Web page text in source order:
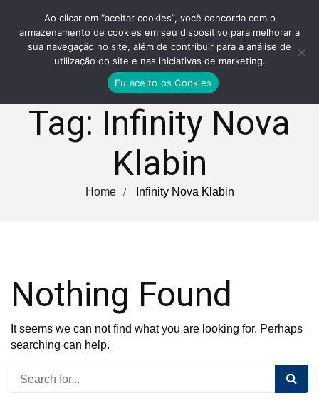
Tag: Infinity Nova
Klabin
Home Infinity Nova Klabin
Nothing Found
It seems we can not find what you are looking for. Perhaps
searching can help.
Ao clicar em “aceitar cookies”, você concorda com o
armazenamento de cookies em seu dispositivo para melhorar a
sua navegação no site, além de contribuir para a análise de
utilização do site e nas iniciativas de marketing.
Eu aceito os Cookies